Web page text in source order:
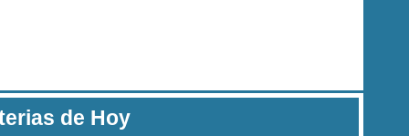
de Hoy